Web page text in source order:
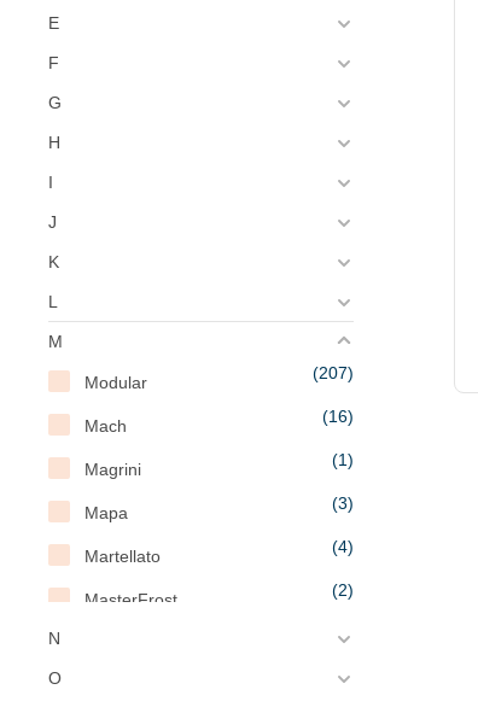
E
F
G
H
I
J
K
L
M
(207)
Modular
(16)
Mach
(1)
Magrini
(3)
Mapa
(4)
Martellato
(2)
MasterFrost
(30)
(28)
N
O